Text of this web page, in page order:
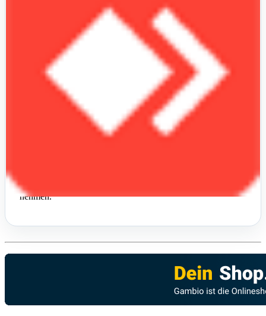
gehört insbesondere das Entfernen des Installationsordners
sowie das Anpassen der Schreibrechte der configure-
Dateien in den vorgesehenen Verzeichnissen. Diese Schritte
sind wichtig, um den Shop nach der Einrichtung sauber
abzusichern.
Zusätzlich ist es sinnvoll, den Shop zunächst in den
Wartungsmodus zu versetzen. So können weitere
Einstellungen, Prüfungen und individuelle Anpassungen
vorgenommen werden, ohne dass Besucher bereits auf einen
unfertigen Shop zugreifen. Das schafft Sicherheit und sorgt
für einen kontrollierten Start.
selbst, sondern auch die direkte Nachbereitung ernst zu
nehmen.